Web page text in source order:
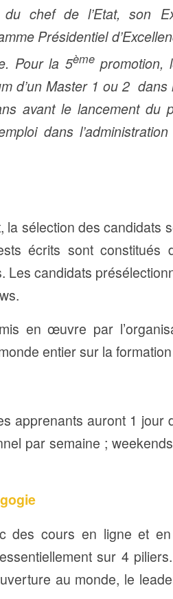
chef de l’Etat, son
Présidentiel
Pour la 5èmepromotion,
d’un Master 1 ou 2
avant le lancement du
dans
la sélection des candidats
écrits sont constitués
candidats
en œuvre par
entier sur la
apprenants auront 1 jour
par semaine ;
des cours en ligne et
sur 4
au monde, le